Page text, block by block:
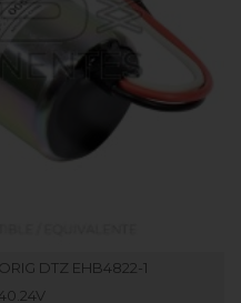
DTZ EHB4822-1